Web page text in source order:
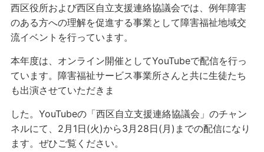
西区役所および西区自立支援連絡協議会では、例年障害
のある方への理解を促進する事業として障害福祉地域交
流イベントを行っています。
本年度は、オンライン開催としてYouTubeで配信を行っ
ています。障害福祉サービス事業所さんと共に生徒たち
も出演させていただきま
した。YouTubeの「西区自立支援連絡協議会」のチャン
ネルにて、2月1日(火)から3月28日(月)までの配信になり
ます。ぜひご覧ください。